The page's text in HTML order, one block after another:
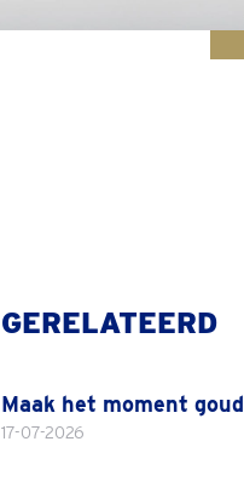
GERELATEERD
Maak het moment goud
17-07-2026